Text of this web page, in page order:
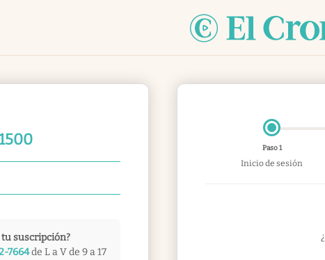
suscripción?
7664de L a V de 9 a 17
Paso 1
Inicio de sesión